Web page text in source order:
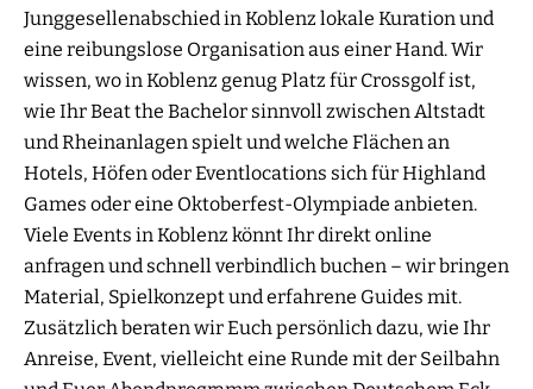
Junggesellenabschied in Koblenz lokale Kuration und
eine reibungslose Organisation aus einer Hand. Wir
wissen, wo in Koblenz genug Platz für Crossgolf ist,
wie Ihr Beat the Bachelor sinnvoll zwischen Altstadt
und Rheinanlagen spielt und welche Flächen an
Hotels, Höfen oder Eventlocations sich für Highland
Games oder eine Oktoberfest-Olympiade anbieten.
Viele Events in Koblenz könnt Ihr direkt online
anfragen und schnell verbindlich buchen – wir bringen
Material, Spielkonzept und erfahrene Guides mit.
Zusätzlich beraten wir Euch persönlich dazu, wie Ihr
Anreise, Event, vielleicht eine Runde mit der Seilbahn